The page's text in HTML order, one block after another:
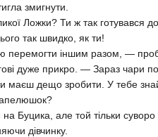
змигнути.
Ложки? Ти ж так готувався
так швидко, як ти!
іншим разом, —
дуже прикро. — Зараз чари
маєш дещо зробити. У тебе
Буцика, але той тільки
дівчинку.